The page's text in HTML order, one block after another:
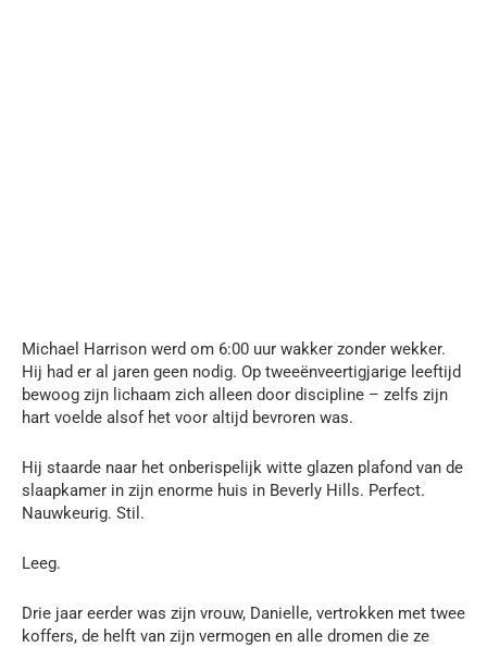
Michael Harrison werd om 6:00 uur wakker zonder wekker.
Hij had er al jaren geen nodig. Op tweeënveertigjarige leeftijd
bewoog zijn lichaam zich alleen door discipline – zelfs zijn
hart voelde alsof het voor altijd bevroren was.
Hij staarde naar het onberispelijk witte glazen plafond van de
slaapkamer in zijn enorme huis in Beverly Hills. Perfect.
Nauwkeurig. Stil.
Leeg.
Drie jaar eerder was zijn vrouw, Danielle, vertrokken met twee
koffers, de helft van zijn vermogen en alle dromen die ze